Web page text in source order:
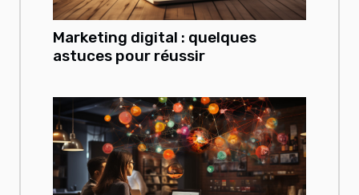
Marketing digital : quelques
astuces pour réussir